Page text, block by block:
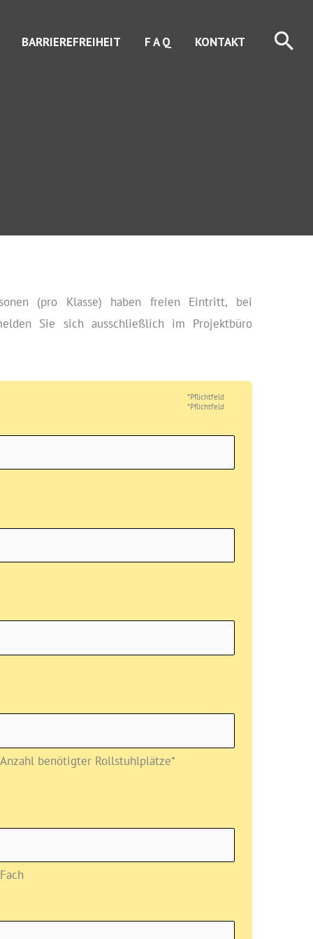
BARRIEREFREIHEIT F A Q KONTAKT
(pro Klasse) haben freien Eintritt, bei
Sie sich ausschließlich im Projektbüro
*Pflichtfeld
Anzahl benötigter Rollstuhlplätze*
Fach
*Pflichtfeld